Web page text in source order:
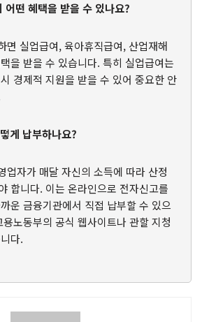
어떤 혜택을 받을 수 있나요?
면 실업급여, 육아휴직급여, 산업재해
을 받을 수 있습니다. 특히 실업급여는
경제적 지원을 받을 수 있어 중요한 안
게 납부하나요?
업자가 매달 자신의 소득에 따라 산정
합니다. 이는 온라인으로 전자신고를
운 금융기관에서 직접 납부할 수 있으
노동부의 공식 웹사이트나 관할 지청
다.